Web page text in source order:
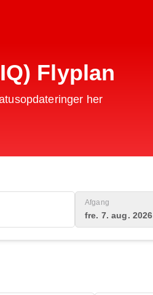
Flyplan
her
Afgang
fre. 7. aug. 2026